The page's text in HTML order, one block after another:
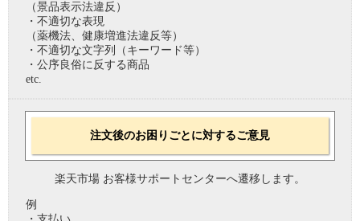
（景品表示法違反）
・不適切な表現
（薬機法、健康増進法違反等）
・不適切な文字列（キーワード等）
・公序良俗に反する商品
etc.
注文後のお困りごとに対するご意見
楽天市場 お客様サポートセンターへ遷移します。
例